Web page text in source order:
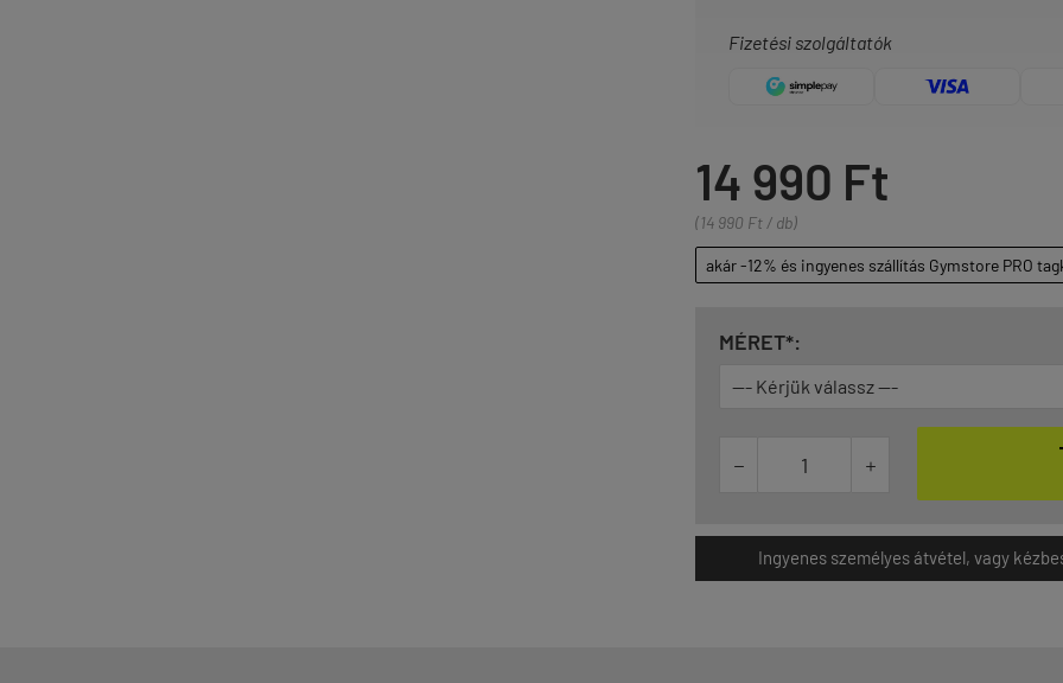
Fizetési szolgáltatók
14 990 Ft
(14 990 Ft / db)
akár -12% és ingyenes szállítás Gymstore PRO
MÉRET*:
 
Ingyenes személyes átvétel, vagy